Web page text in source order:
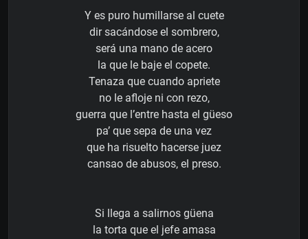
Y es puro humillarse al cuete
dir sacándose el sombrero,
será una mano de acero
la que le baje el copete.
Tenaza que cuando apriete
no le afloje ni con rezo,
guerra que l’entre hasta el güeso
pa’ que sepa de una vez
que ha risuelto hacerse juez
cansao de abusos, el preso.
Si llega a salirnos güena
la torta que el jefe amasa